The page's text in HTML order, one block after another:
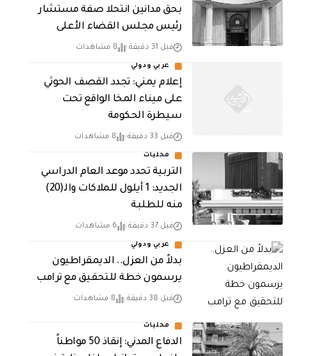
بحق مدانين انتحلا صفة مستشار
رئيس مجلس القضاء الأعلى
قبل 31 دقيقة 8 مشاهدات
عربي ودولي
إعلام يمني: تجدد القصف الحوثي
على ميناء المخا الواقع تحت
سيطرة الحكومة
قبل 33 دقيقة 8 مشاهدات
محليات
التربية تحدد موعد العام الدراسي
الجديد: 1 أيلول للملاكات والـ(20)
منه للطلبة
قبل 37 دقيقة 6 مشاهدات
عربي ودولي
بدلاً من العزل.. الديمقراطيون
يرسمون خطة للتحقيق مع ترامب
قبل 38 دقيقة 8 مشاهدات
محليات
الدفاع المدني: إنقاذ 50 مواطناً